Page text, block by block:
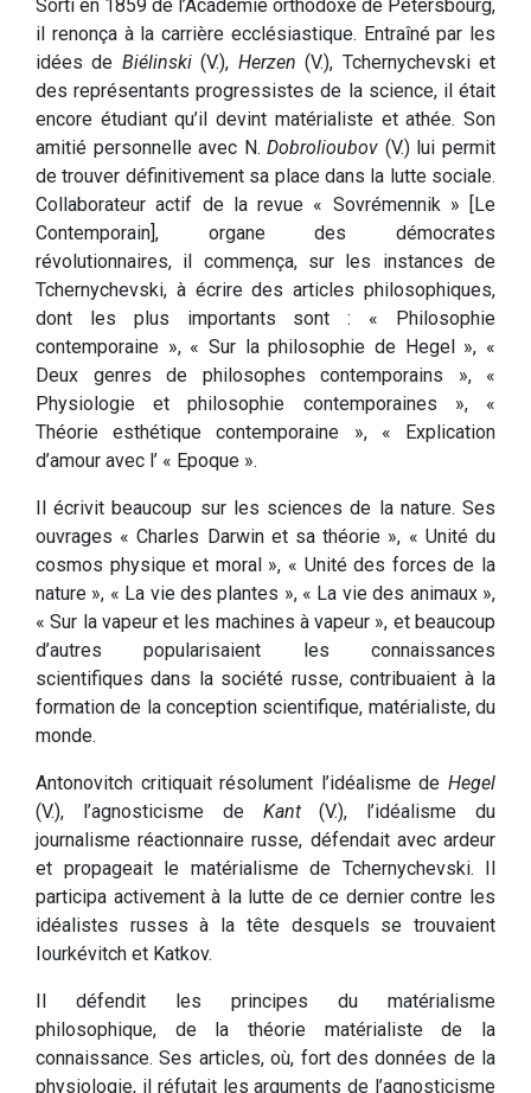
Sorti en 1859 de l’Académie orthodoxe de Pétersbourg,
il renonça à la carrière ecclésiastique. Entraîné par les
idées de Biélinski(V.), Herzen (V.), Tchernychevski et
des représentants progressistes de la science, il était
encore étudiant qu’il devint matérialiste et athée. Son
amitié personnelle avec N.Dobrolioubov (V.) lui permit
de trouver définitivement sa place dans la lutte sociale.
Collaborateur actif de la revue « Sovrémennik » [Le
Contemporain], organe des démocrates
révolutionnaires, il commença, sur les instances de
Tchernychevski, à écrire des articles philosophiques,
dont les plus importants sont : « Philosophie
contemporaine », « Sur la philosophie de Hegel », «
Deux genres de philosophes contemporains », «
Physiologie et philosophie contemporaines », «
Théorie esthétique contemporaine », « Explication
d’amour avec l’ « Epoque ».
Il écrivit beaucoup sur les sciences de la nature. Ses
ouvrages « Charles Darwin et sa théorie », « Unité du
cosmos physique et moral », « Unité des forces de la
nature », « La vie des plantes », « La vie des animaux »,
« Sur la vapeur et les machines à vapeur », et beaucoup
d’autres popularisaient les connaissances
scientifiques dans la société russe, contribuaient à la
formation de la conception scientifique, matérialiste, du
monde.
Antonovitch critiquait résolument l’idéalisme de Hegel
(V.), l’agnosticisme de Kant(V.), l’idéalisme du
journalisme réactionnaire russe, défendait avec ardeur
et propageait le matérialisme de Tchernychevski. Il
participa activement à la lutte de ce dernier contre les
idéalistes russes à la tête desquels se trouvaient
Iourkévitch et Katkov.
Il défendit les principes du matérialisme
philosophique, de la théorie matérialiste de la
connaissance. Ses articles, où, fort des données de la
physiologie, il réfutait les arguments de l’agnosticisme